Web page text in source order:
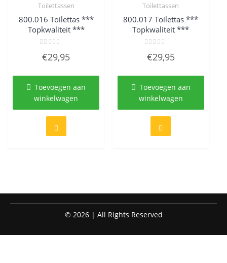
Toilettassen
800.016 Toilettas ***
Topkwaliteit ***
0
uit
€29,95
Toevoegen aan
winkelwagen
Toilettassen
800.017 Toilettas ***
Topkwaliteit ***
0
uit
€29,95
Toevoegen aan
winkelwagen
© 2026 | All Rights Reserved